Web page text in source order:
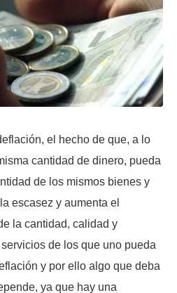
el hecho de que, a lo
cantidad de dinero, pueda
de los mismos bienes y
escasez y aumenta el
la cantidad, calidad y
de los que uno pueda
y por ello algo que deba
ya que hay una